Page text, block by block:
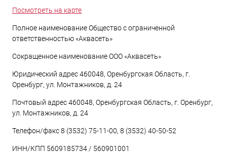
Посмотреть на карте
Полное наименование Общество с ограниченной
ответственностью «Аквасеть»
Сокращенное наименование ООО «Аквасеть»
Юридический адрес 460048, Оренбургская Область, г.
Оренбург, ул. Монтажников, д. 24
Почтовый адрес 460048, Оренбургская Область, г. Оренбург,
ул. Монтажников, д. 24
Телефон/факс 8 (3532) 75-11-00, 8 (3532) 40-50-52
ИНН/КПП 5609185734 / 560901001